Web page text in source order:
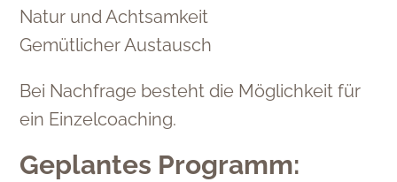
Natur und Achtsamkeit
Gemütlicher Austausch
Bei Nachfrage besteht die Möglichkeit für
ein Einzelcoaching.
Geplantes Programm: